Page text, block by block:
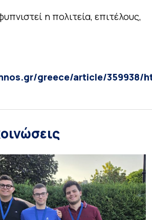
η πολιτεία, επιτέλους,
greece/article/359938/